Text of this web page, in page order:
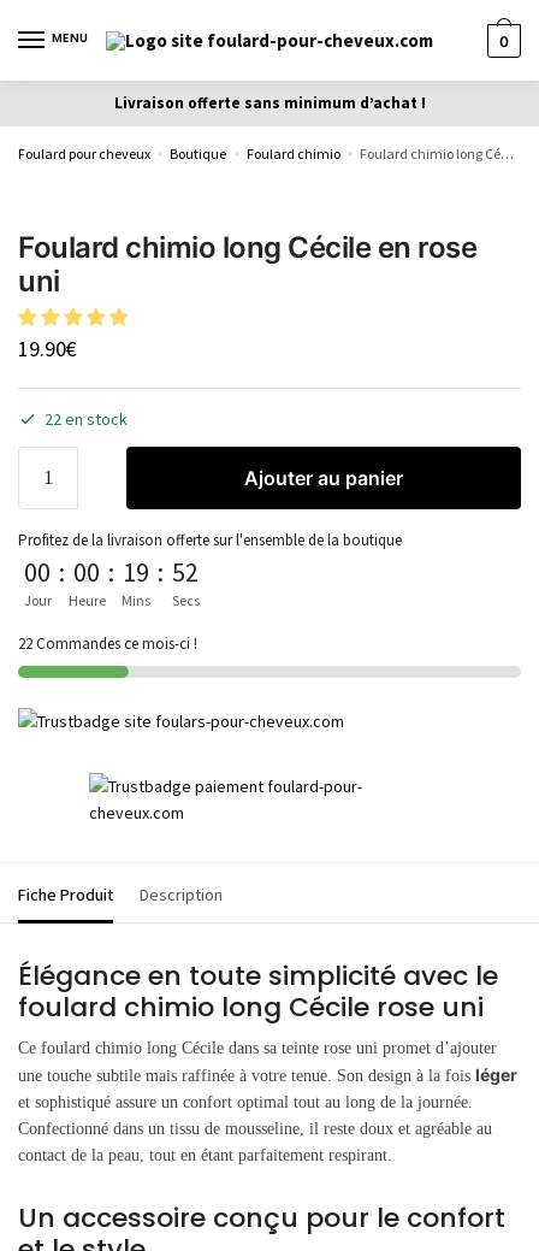
MENU 0
Livraison offerte sans minimum d’achat !
Foulard pour cheveux » Boutique » Foulard chimio » Foulard chimio long Cécile en rose uni
Foulard chimio long Cécile en rose
uni
19.90€
22 en stock
Ajouter au panier
Profitez de la livraison offerte sur l'ensemble de la boutique
00
Jour
: 00
Heure
: 19
Mins
: 52
Secs
22 Commandes ce mois-ci !
Fiche Produit Description
Élégance en toute simplicité avec le
foulard chimio long Cécile rose uni
Ce foulard chimio long Cécile dans sa teinte rose uni promet d’ajouter
une touche subtile mais raffinée à votre tenue. Son design à la fois léger
et sophistiqué assure un confort optimal tout au long de la journée.
Confectionné dans un tissu de mousseline, il reste doux et agréable au
contact de la peau, tout en étant parfaitement respirant.
Un accessoire conçu pour le confort